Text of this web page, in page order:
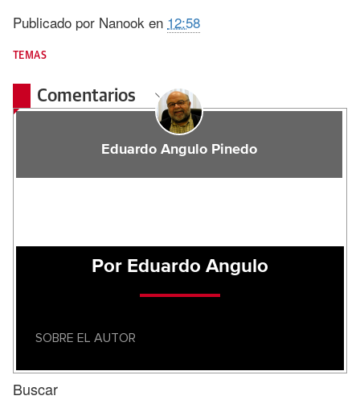
Publicado por Nanook en 12:58
TEMAS
Comentarios
Eduardo Angulo Pinedo
Por Eduardo Angulo
SOBRE EL AUTOR
Buscar